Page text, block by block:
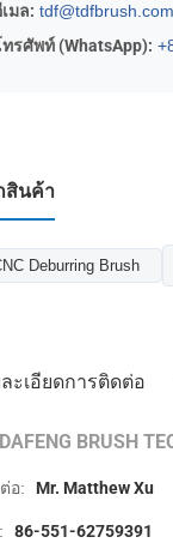
มล: tdf@tdfbrush.com
รศัพท์ (WhatsApp):
สินค้า
Deburring Brush
ะเอียดการติดต่อ
BRUSH
อ: Mr. Matthew Xu
86-551-62759391